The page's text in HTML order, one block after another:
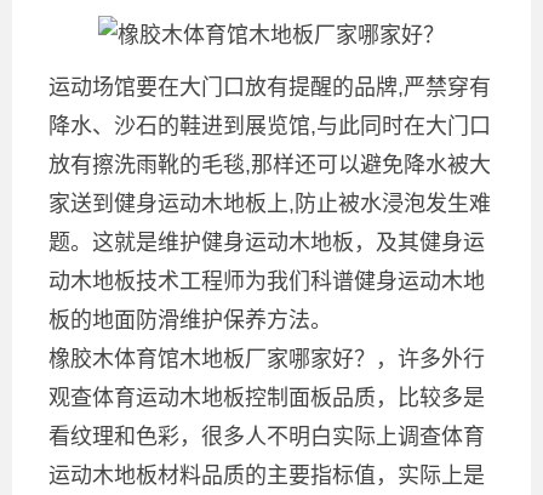
运动场馆要在大门口放有提醒的品牌,严禁穿有
降水、沙石的鞋进到展览馆,与此同时在大门口
放有擦洗雨靴的毛毯,那样还可以避免降水被大
家送到健身运动木地板上,防止被水浸泡发生难
题。这就是维护健身运动木地板，及其健身运
动木地板技术工程师为我们科谱健身运动木地
板的地面防滑维护保养方法。
橡胶木体育馆木地板厂家哪家好？，许多外行
观查体育运动木地板控制面板品质，比较多是
看纹理和色彩，很多人不明白实际上调查体育
运动木地板材料品质的主要指标值，实际上是